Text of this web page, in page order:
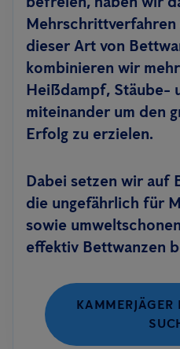
dieser Art von
kombinieren wir
Heißdampf, Stäube-
miteinander um den
Erfolg zu erzielen.
Dabei setzen wir auf
die ungefährlich für
sowie
effektiv Bettwanzen